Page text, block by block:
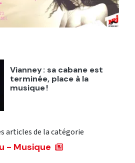
Vianney : sa cabane est
terminée, place à la
musique !
articles de la catégorie
- Musique